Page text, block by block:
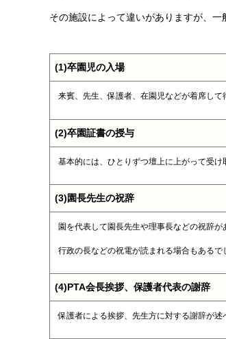
その施設によって違いがありますが、一
(1)卒園児の入場
来賓、先生、保護者、在園児などが着席して
(2)卒園証書の授与
基本的には、ひとりずつ壇上に上がって受け
(3)園長先生の祝辞
園を代表して園長先生や理事長などの祝辞が
行政の長などの祝電が読まれる場合もあるで
(4)PTA会長挨拶、保護者代表の謝辞
保護者による挨拶、先生方に対する謝辞が述